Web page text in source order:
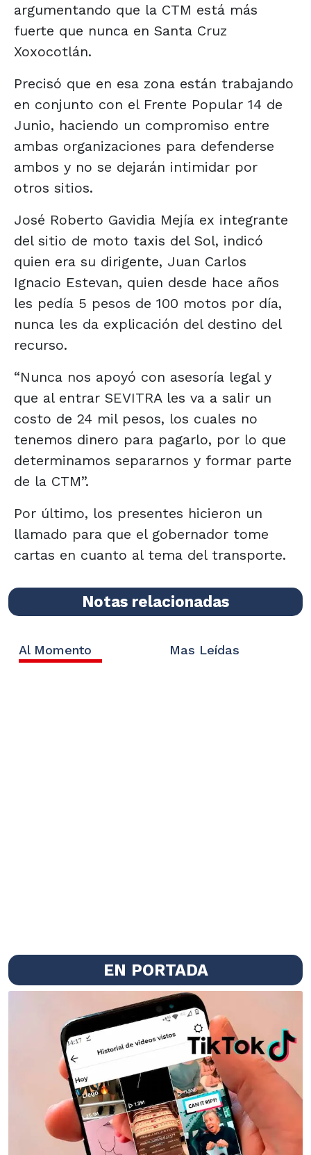
argumentando que la CTM está más
fuerte que nunca en Santa Cruz
Xoxocotlán.
Precisó que en esa zona están trabajando
en conjunto con el Frente Popular 14 de
Junio, haciendo un compromiso entre
ambas organizaciones para defenderse
ambos y no se dejarán intimidar por
otros sitios.
José Roberto Gavidia Mejía ex integrante
del sitio de moto taxis del Sol, indicó
quien era su dirigente, Juan Carlos
Ignacio Estevan, quien desde hace años
les pedía 5 pesos ‎de 100 motos por día,
nunca les da explicación del destino del
recurso.
“Nunca nos apoyó con asesoría legal y
que al entrar SEVITRA les va a salir un
costo de 24 mil pesos, los cuales no
tenemos dinero para pagarlo, por lo que
determinamos separarnos y formar parte
de la CTM”.
Por último, los presentes hicieron un
llamado para que el gobernador tome
cartas en cuanto al tema del transporte.
Notas relacionadas
Al Momento Mas Leídas
EN PORTADA